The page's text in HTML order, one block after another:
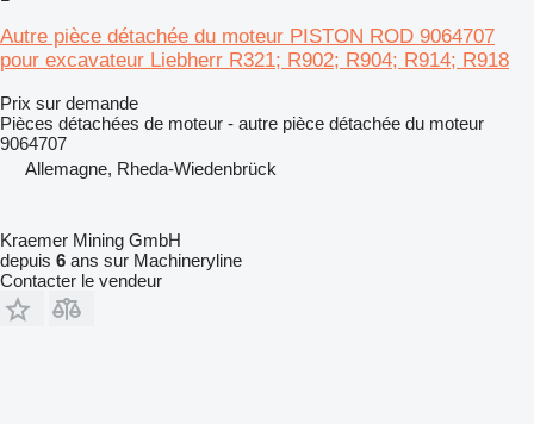
Autre pièce détachée du moteur PISTON ROD 9064707
pour excavateur Liebherr R321; R902; R904; R914; R918
Prix sur demande
Pièces détachées de moteur - autre pièce détachée du moteur
9064707
Allemagne, Rheda-Wiedenbrück
Kraemer Mining GmbH
depuis 6 ans sur Machineryline
Contacter le vendeur